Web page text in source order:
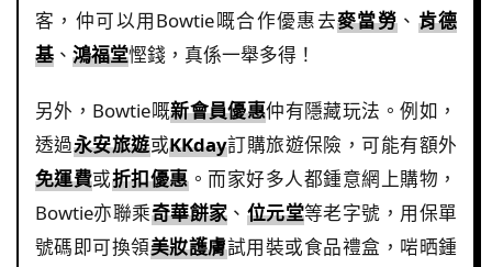
客，仲可以用Bowtie嘅合作優惠去麥當勞 、 肯德
基 、 鴻福堂慳錢，真係一舉多得！
另外，Bowtie嘅新會員優惠仲有隱藏玩法。例如，
透過永安旅遊或KKday訂購旅遊保險，可能有額外
免運費或折扣優惠。而家好多人都鍾意網上購物，
Bowtie亦聯乘奇華餅家 、 位元堂等老字號，用保單
號碼即可換領美妝護膚試用裝或食品禮盒，啱晒鍾